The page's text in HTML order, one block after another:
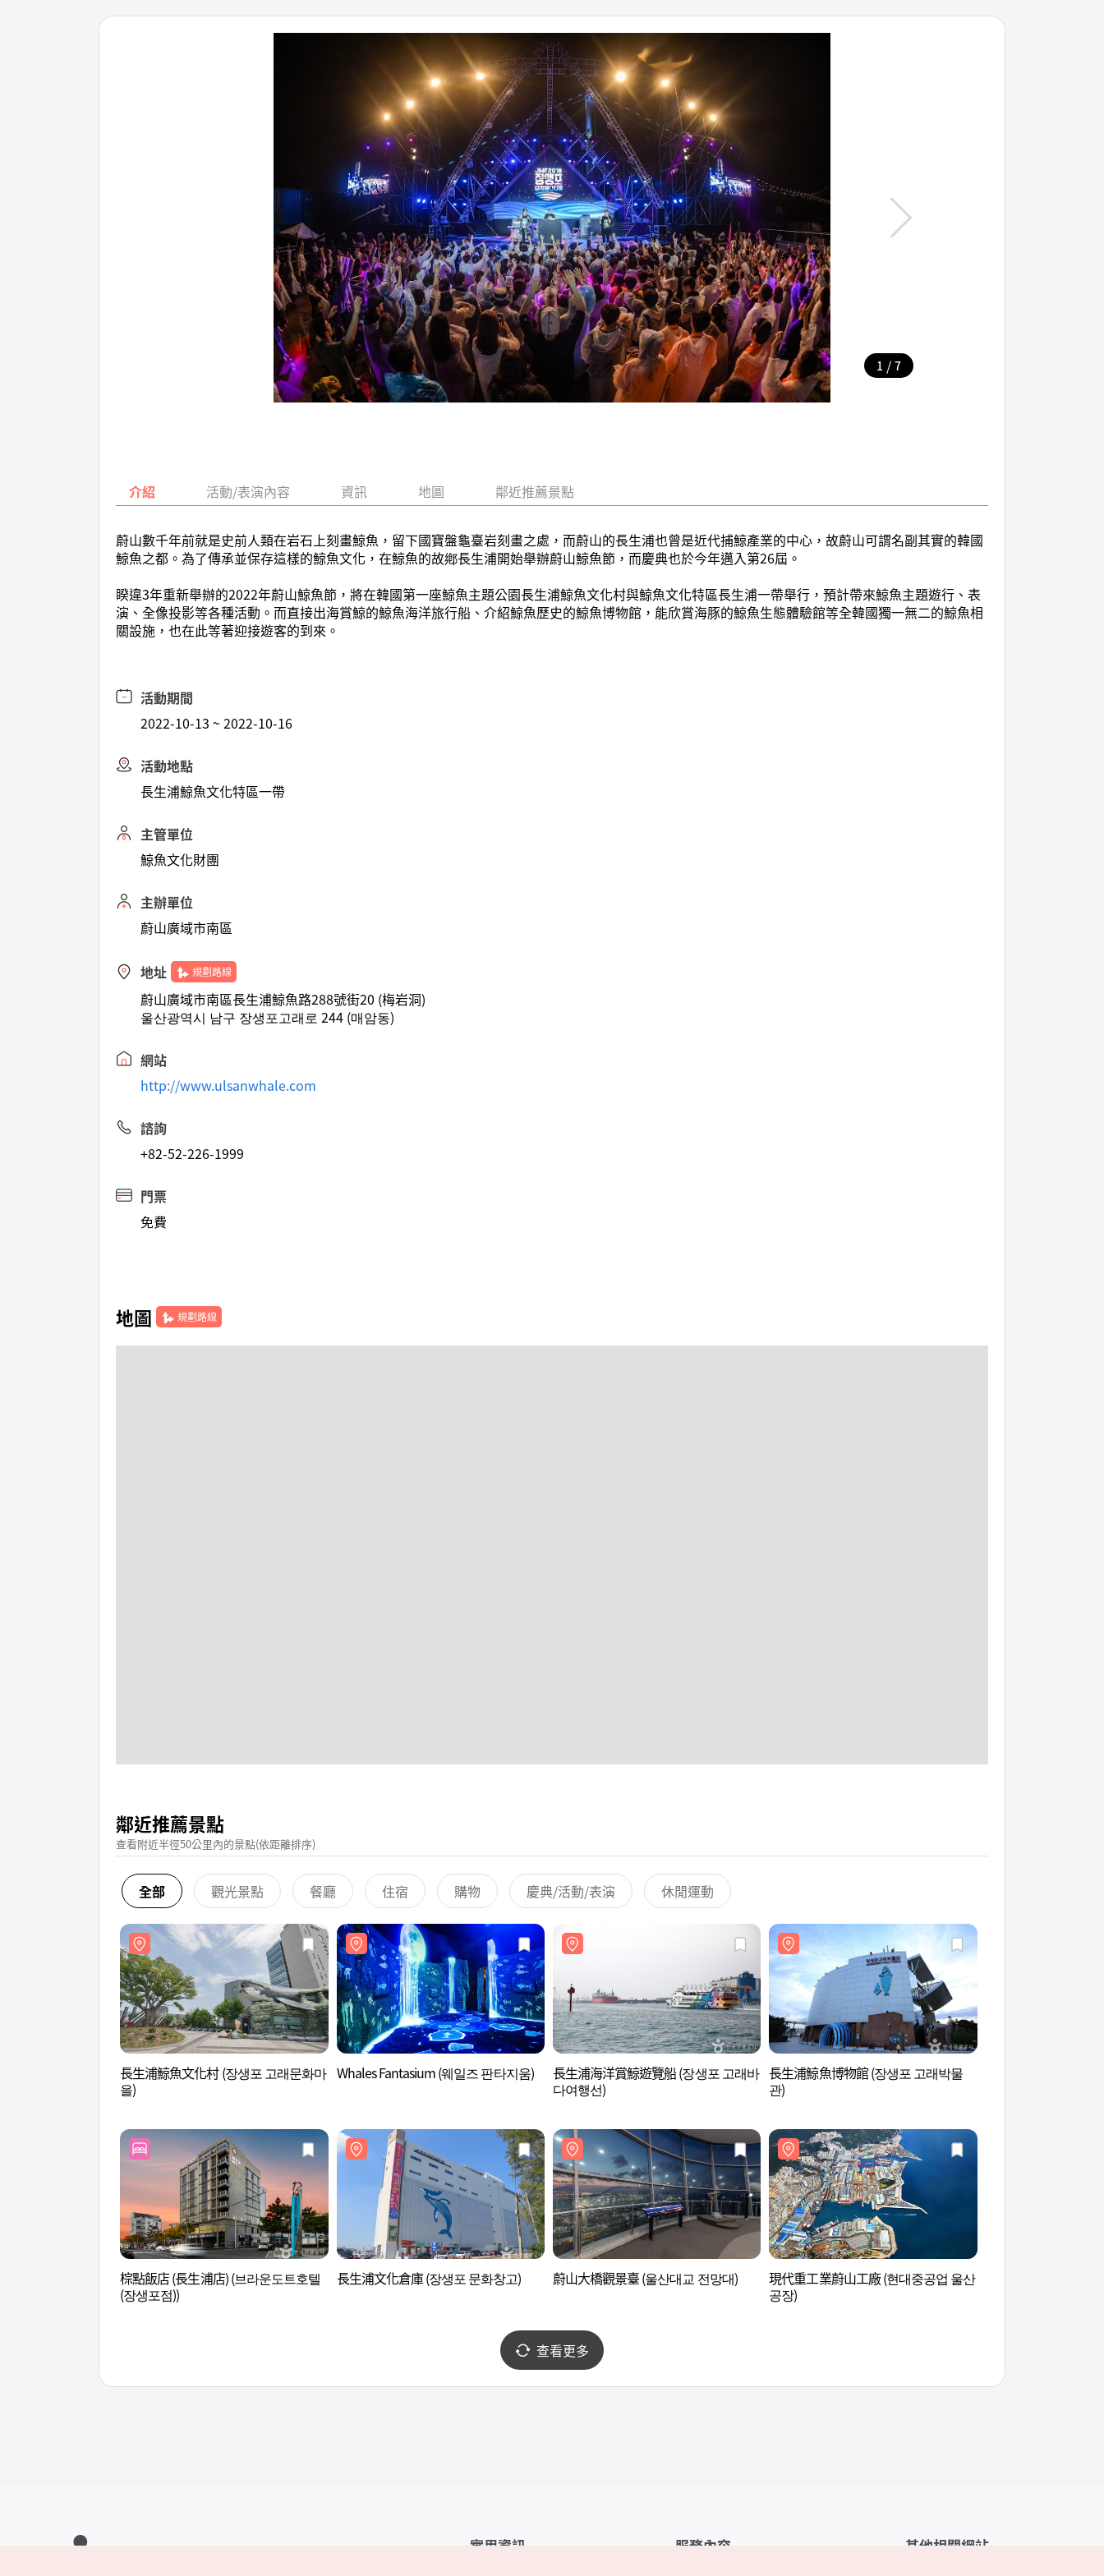
1 / 7
介紹 活動/表演內容 資訊 地圖 鄰近推薦景點
蔚山數千年前就是史前人類在岩石上刻畫鯨魚，留下國寶盤龜臺岩刻畫之處，而蔚山的長生浦也曾是近代捕鯨產業的中心，故蔚山可謂名副其實的韓國
鯨魚之都。為了傳承並保存這樣的鯨魚文化，在鯨魚的故鄕長生浦開始舉辦蔚山鯨魚節，而慶典也於今年邁入第26屆。
睽違3年重新舉辦的2022年蔚山鯨魚節，將在韓國第一座鯨魚主題公園長生浦鯨魚文化村與鯨魚文化特區長生浦一帶舉行，預計帶來鯨魚主題遊行、表
演、全像投影等各種活動。而直接出海賞鯨的鯨魚海洋旅行船、介紹鯨魚歷史的鯨魚博物館，能欣賞海豚的鯨魚生態體驗館等全韓國獨一無二的鯨魚相
關設施，也在此等著迎接遊客的到來。
活動期間
2022-10-13 ~ 2022-10-16
活動地點
長生浦鯨魚文化特區一帶
主管單位
鯨魚文化財團
主辦單位
蔚山廣域市南區
地址 規劃路線
蔚山廣域市南區長生浦鯨魚路288號街20 (梅岩洞)
울산광역시 남구 장생포고래로 244 (매암동)
網站
http://www.ulsanwhale.com
諮詢
+82-52-226-1999
門票
免費
地圖 規劃路線
鄰近推薦景點
查看附近半徑50公里內的景點(依距離排序)
全部 觀光景點 餐廳 住宿 購物 慶典/活動/表演 休閒運動
長生浦鯨魚文化村 (장생포 고래문화마
을)
Whales Fantasium (웨일즈 판타지움)
長生浦海洋賞鯨遊覽船 (장생포 고래바
다여행선)
長生浦鯨魚博物館 (장생포 고래박물
관)
棕點飯店 (長生浦店) (브라운도트호텔
(장생포점))
長生浦文化倉庫 (장생포 문화창고) 蔚山大橋觀景臺 (울산대교 전망대)
現代重工業蔚山工廠 (현대중공업 울산
공장)
查看更多
實用資訊 服務內容 其他相關網站